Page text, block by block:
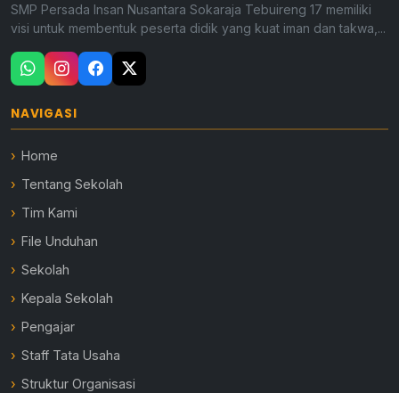
SMP Persada Insan Nusantara Sokaraja Tebuireng 17 memiliki
visi untuk membentuk peserta didik yang kuat iman dan takwa,...
NAVIGASI
Home
Tentang Sekolah
Tim Kami
File Unduhan
Sekolah
Kepala Sekolah
Pengajar
Staff Tata Usaha
Struktur Organisasi